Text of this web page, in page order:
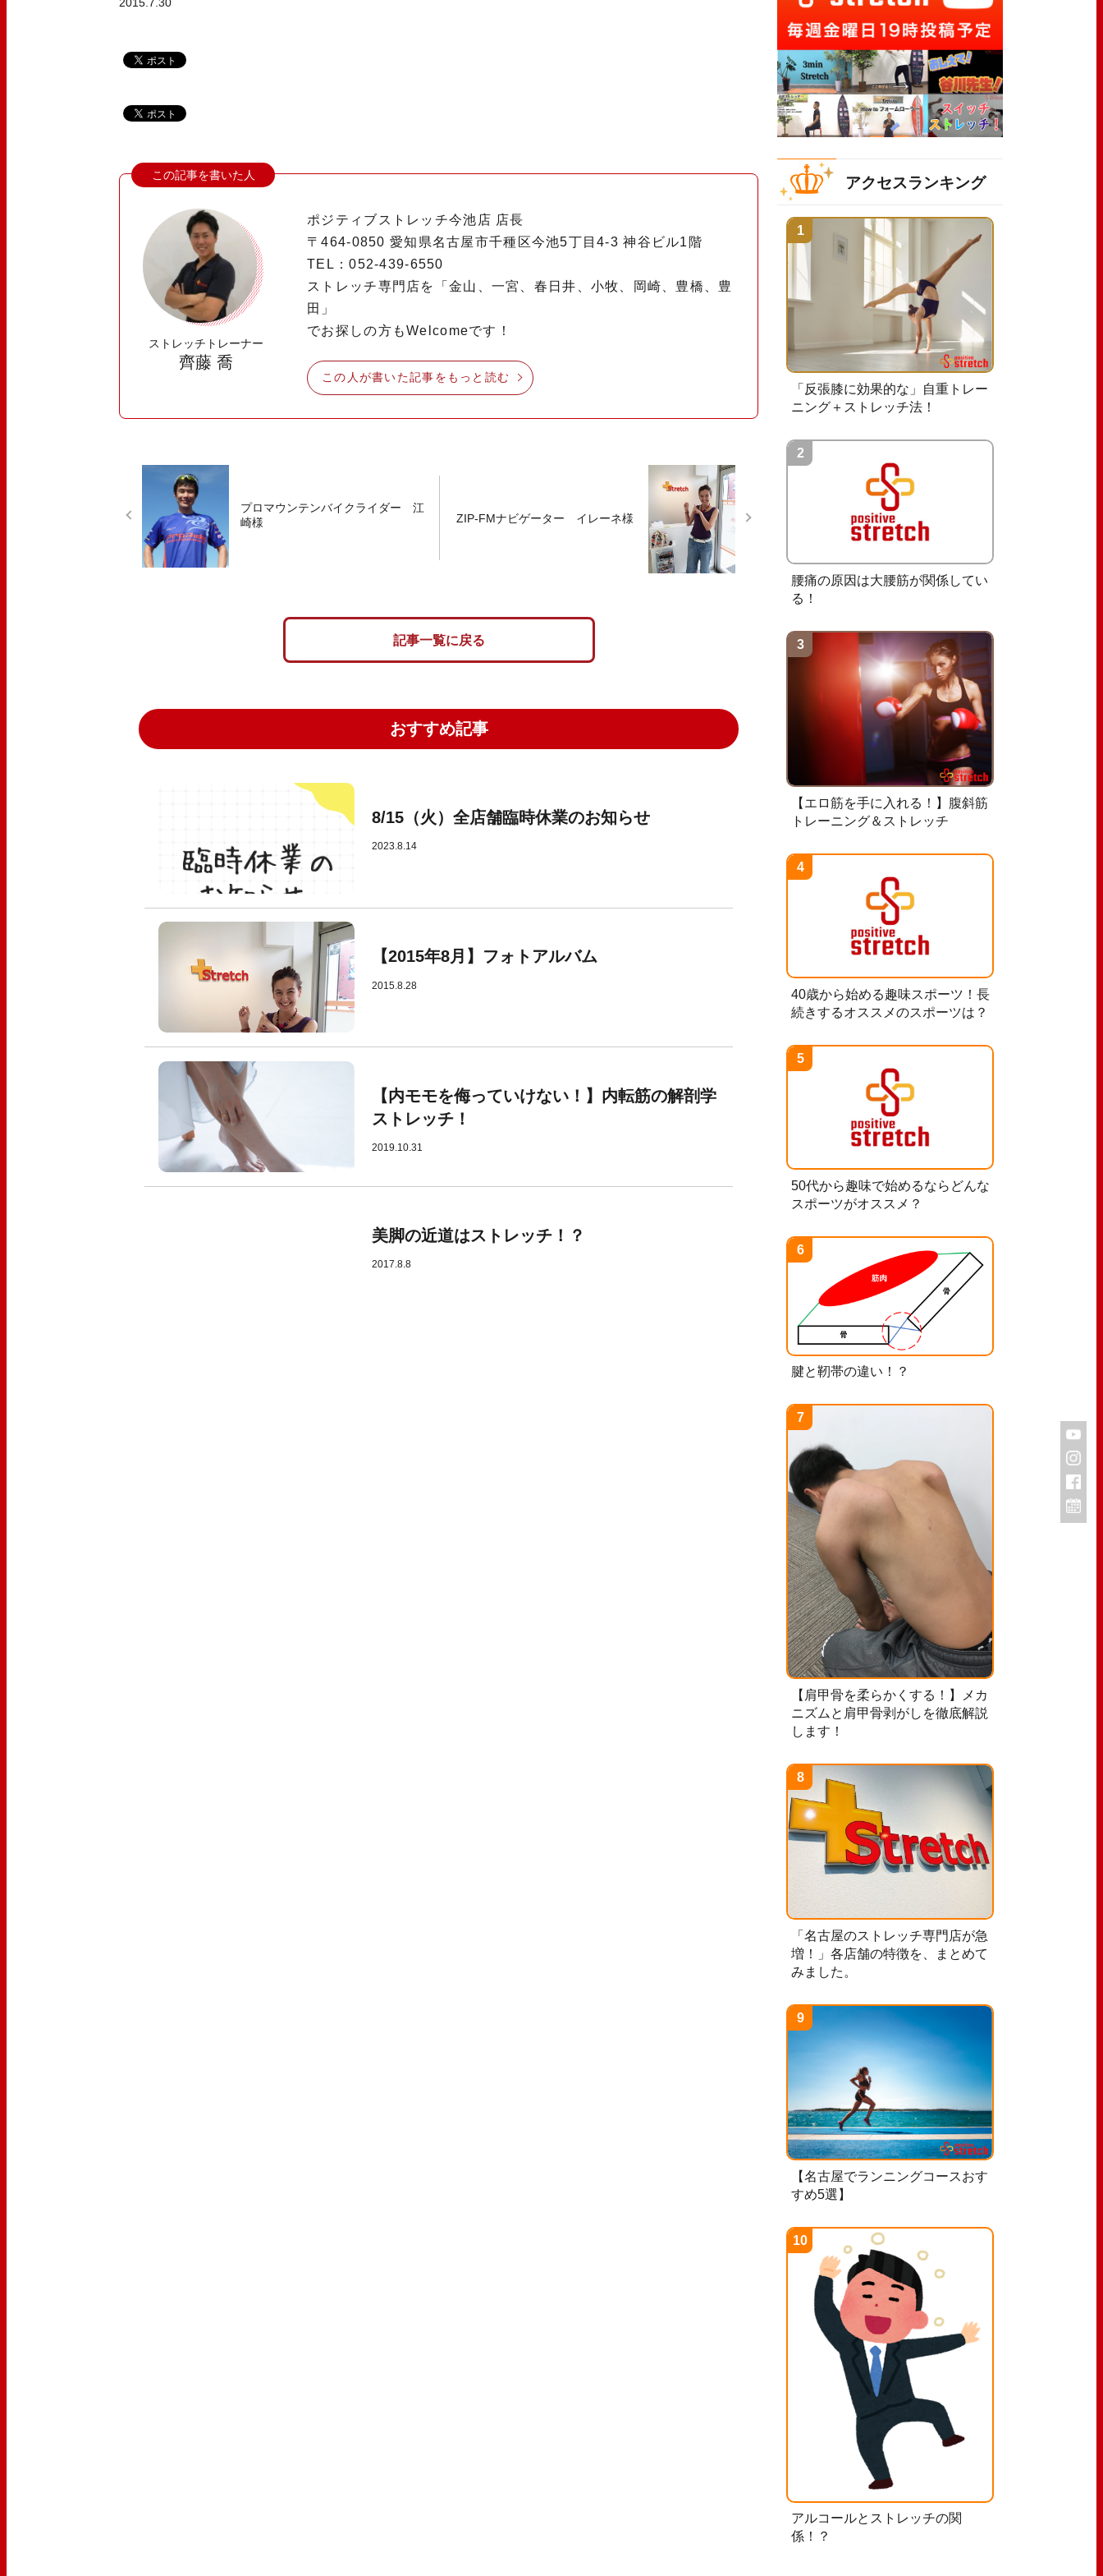
2015.7.30
ストレッチトレーナー
齊藤 喬
ポジティブストレッチ今池店 店長
〒464-0850 愛知県名古屋市千種区今池5丁目4-3 神谷ビル1階
TEL：052-439-6550
ストレッチ専門店を「金山、一宮、春日井、小牧、岡崎、豊橋、豊
田」
でお探しの方もWelcomeです！
この人が書いた記事をもっと読む
プロマウンテンバイクライダー 江
崎様
ZIP-FMナビゲーター イレーネ様
記事一覧に戻る
おすすめ記事
8/15（火）全店舗臨時休業のお知らせ
2023.8.14
【2015年8月】フォトアルバム
2015.8.28
【内モモを侮っていけない！】内転筋の解剖学
ストレッチ！
2019.10.31
美脚の近道はストレッチ！？
2017.8.8
アクセスランキング
「反張膝に効果的な」自重トレー
ニング＋ストレッチ法！
腰痛の原因は大腰筋が関係してい
る！
【エロ筋を手に入れる！】腹斜筋
トレーニング＆ストレッチ
40歳から始める趣味スポーツ！長
続きするオススメのスポーツは？
50代から趣味で始めるならどんな
スポーツがオススメ？
腱と靭帯の違い！？
【肩甲骨を柔らかくする！】メカ
ニズムと肩甲骨剥がしを徹底解説
します！
「名古屋のストレッチ専門店が急
増！」各店舗の特徴を、まとめて
みました。
【名古屋でランニングコースおす
すめ5選】
アルコールとストレッチの関
係！？